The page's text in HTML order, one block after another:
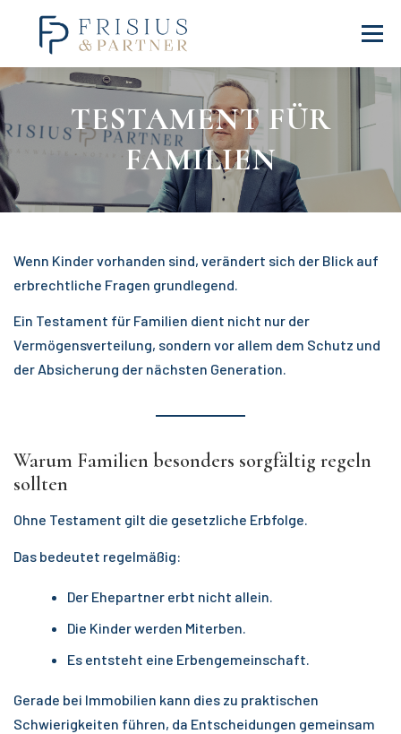
springen
Menü
IMMOBILIENKAUF VORSORGE & FAMILIE
ERBEN & VERERBEN MEDIATHEK ÜBER MICH
TESTAMENT FÜR
FAMILIEN
Wenn Kinder vorhanden sind, verändert sich der Blick auf
erbrechtliche Fragen grundlegend.
Ein Testament für Familien dient nicht nur der
Vermögensverteilung, sondern vor allem dem Schutz und
der Absicherung der nächsten Generation.
Warum Familien besonders sorgfältig regeln
sollten
Ohne Testament gilt die gesetzliche Erbfolge.
Das bedeutet regelmäßig:
Der Ehepartner erbt nicht allein.
Die Kinder werden Miterben.
Es entsteht eine Erbengemeinschaft.
Gerade bei Immobilien kann dies zu praktischen
Schwierigkeiten führen, da Entscheidungen gemeinsam